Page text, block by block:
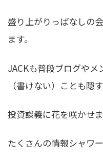
盛り上がりっぱなしの
ます。
JACKも普段ブログや
（書けない）ことも隠
投資談義に花を咲かせま
たくさんの情報シャワ